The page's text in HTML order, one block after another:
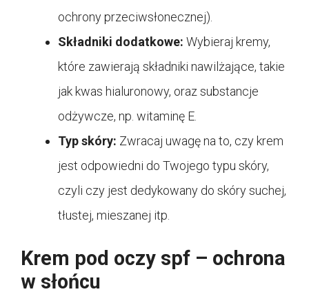
ochrony przeciwsłonecznej).
Składniki dodatkowe: Wybieraj kremy,
które zawierają składniki nawilżające, takie
jak kwas hialuronowy, oraz substancje
odżywcze, np. witaminę E.
Typ skóry: Zwracaj uwagę na to, czy krem
jest odpowiedni do Twojego typu skóry,
czyli czy jest dedykowany do skóry suchej,
tłustej, mieszanej itp.
Krem pod oczy spf – ochrona
w słońcu